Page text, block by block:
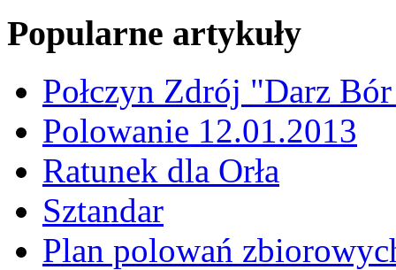
Popularne artykuły
Połczyn Zdrój "Darz
Polowanie 12.01.2013
Ratunek dla Orła
Sztandar
Plan polowań